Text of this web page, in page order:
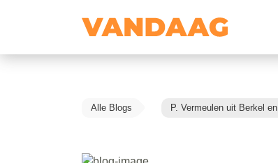
Alle Blogs P. Vermeulen uit Berkel